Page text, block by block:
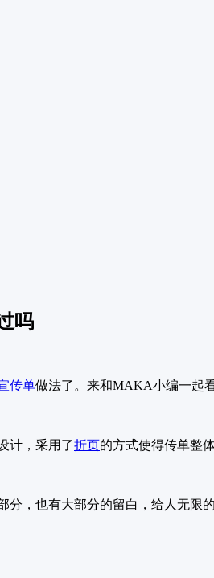
吗
传单做法了。来和MAKA小编一起
计，采用了折页的方式使得传单整
，也有大部分的留白，给人无限的